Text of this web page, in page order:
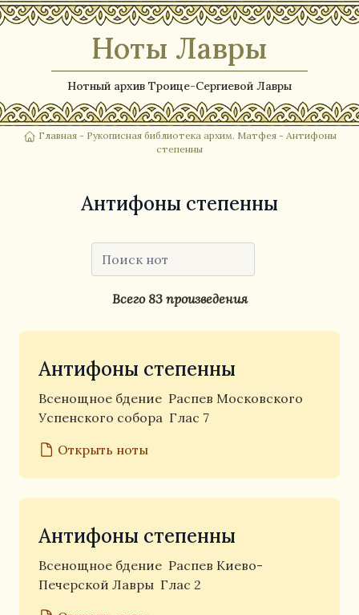
Ноты Лавры
Нотный архив Троице-Сергиевой Лавры
Главная - Рукописная библиотека архим. Матфея- Антифоны
степенны
Антифоны степенны
Всего 83 произведения
Антифоны степенны
Всенощное бдение Распев Московского
Успенского собора Глас 7
Открыть ноты
Антифоны степенны
Всенощное бдение Распев Киево-
Печерской Лавры Глас 2